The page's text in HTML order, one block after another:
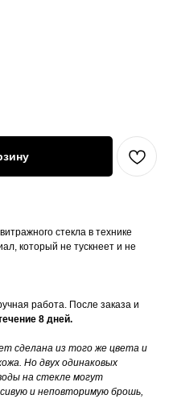
стекла в технике
который не тускнеет и не
работа. После заказа и
8 дней.
сделана из того же цвета и
Но двух одинаковых
на стекле могут
и неповторимую брошь,